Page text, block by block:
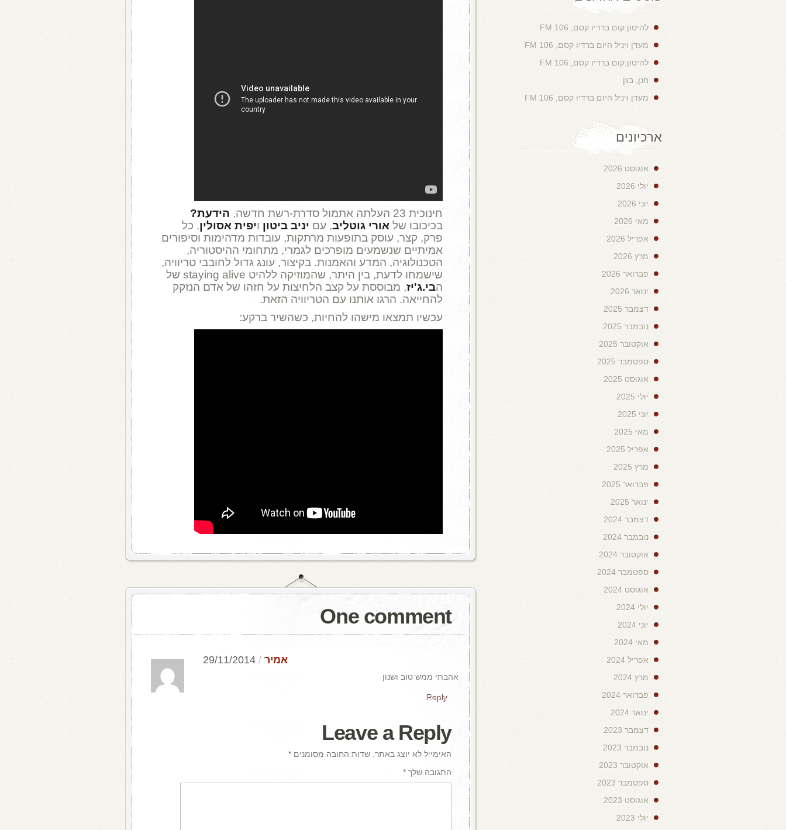
חינוכית 23 העלתה אתמול סדרת-רשת חדשה,
הידעת?
בכיכובו של אורי גוטליב, עם יניב ביטון ויפית אסולין. כל
פרק, קצר, עוסק בתופעות מרתקות, עובדות מדהימות וסיפורים
אמיתיים שנשמעים מופרכים לגמרי, מתחומי ההיסטוריה,
הטכנולוגיה, המדע והאמנות. בקיצור, עונג גדול לחובבי טריוויה,
שישמחו לדעת, בין היתר, שהמוזיקה ללהיט staying alive של
הבי.ג'יז, מבוססת על קצב הלחיצות על חזהו של אדם הנזקק
להחייאה. הרגו אותנו עם הטריוויה הזאת.
עכשיו תמצאו מישהו להחיות, כשהשיר ברקע:
One comment
אמיר /
29/11/2014
אהבתי ממש טוב ושנון
Reply
Leave a Reply
האימייל לא יוצג באתר. שדות החובה מסומנים *
התגובה שלך *
להיטון.קום ברדיו קסם, 106 FM
מעדן ויניל היום ברדיו קסם, 106 FM
להיטון.קום ברדיו קסם, 106 FM
חנן, בגן
מעדן ויניל היום ברדיו קסם, 106 FM
ארכיונים
אוגוסט 2026
יולי 2026
יוני 2026
מאי 2026
אפריל 2026
מרץ 2026
פברואר 2026
ינואר 2026
דצמבר 2025
נובמבר 2025
אוקטובר 2025
ספטמבר 2025
אוגוסט 2025
יולי 2025
יוני 2025
מאי 2025
אפריל 2025
מרץ 2025
פברואר 2025
ינואר 2025
דצמבר 2024
נובמבר 2024
אוקטובר 2024
ספטמבר 2024
אוגוסט 2024
יולי 2024
יוני 2024
מאי 2024
אפריל 2024
מרץ 2024
פברואר 2024
ינואר 2024
דצמבר 2023
נובמבר 2023
אוקטובר 2023
ספטמבר 2023
אוגוסט 2023
יולי 2023